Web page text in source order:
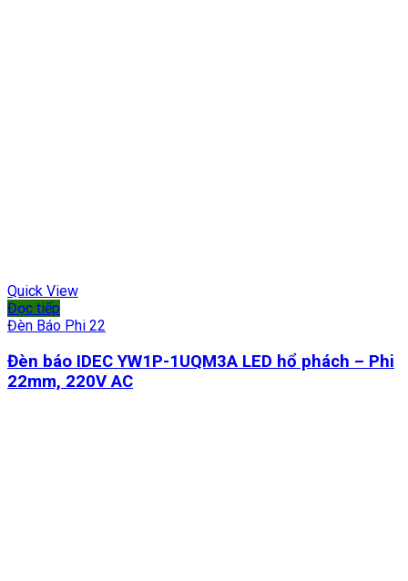
Quick View
Đọc tiếp
Đèn Báo Phi 22
Đèn báo IDEC YW1P-1UQM3A LED hổ phách – Phi
22mm, 220V AC